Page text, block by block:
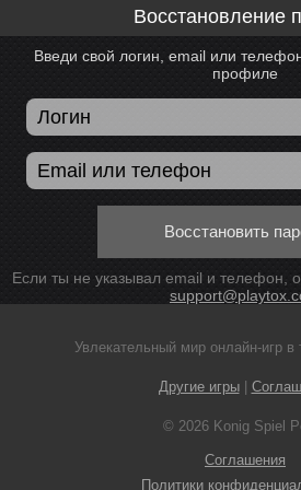
Восстановление
Введи свой логин, email или
профиле
Восстановить
Если ты не указывал email и телефон,
Увлекательный мир онлайн-игр
Другие игры|
© 2026 Konig Spiel
Соглашения
Политики